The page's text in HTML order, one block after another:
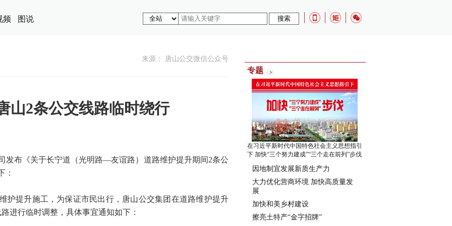
频 图说
来源： 唐山公交微信公众号
山2条公交线路临时绕行
发布《关于长宁道（光明路—友谊路）道路维护提升期间2条公
：
护提升施工，为保证市民出行，唐山公交集团在道路维护提升
进行临时调整，具体事宜通知如下：
专题
在习近平新时代中国特色社会主义思想指引
下 加快“三个努力建成”“三个走在前列”步伐
因地制宜发展新质生产力
大力优化营商环境 加快高质量发
展
加快和美乡村建设
擦亮土特产“金字招牌”